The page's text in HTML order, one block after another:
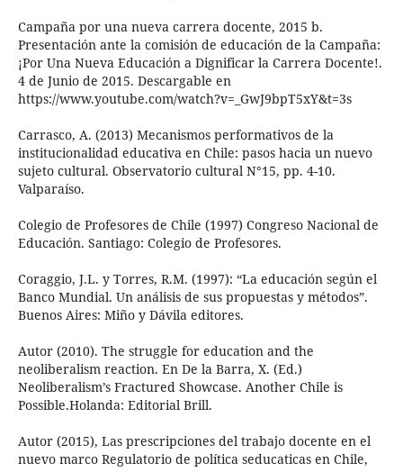
Campaña por una nueva carrera docente, 2015 b.
Presentación ante la comisión de educación de la Campaña:
¡Por Una Nueva Educación a Dignificar la Carrera Docente!.
4 de Junio de 2015. Descargable en
https://www.youtube.com/watch?v=_GwJ9bpT5xY&t=3s
Carrasco, A. (2013) Mecanismos performativos de la
institucionalidad educativa en Chile: pasos hacia un nuevo
sujeto cultural. Observatorio cultural N°15, pp. 4-10.
Valparaíso.
Colegio de Profesores de Chile (1997) Congreso Nacional de
Educación. Santiago: Colegio de Profesores.
Coraggio, J.L. y Torres, R.M. (1997): “La educación según el
Banco Mundial. Un análisis de sus propuestas y métodos”.
Buenos Aires: Miño y Dávila editores.
Autor (2010). The struggle for education and the
neoliberalism reaction. En De la Barra, X. (Ed.)
Neoliberalism’s Fractured Showcase. Another Chile is
Possible.Holanda: Editorial Brill.
Autor (2015), Las prescripciones del trabajo docente en el
nuevo marco Regulatorio de política seducaticas en Chile,